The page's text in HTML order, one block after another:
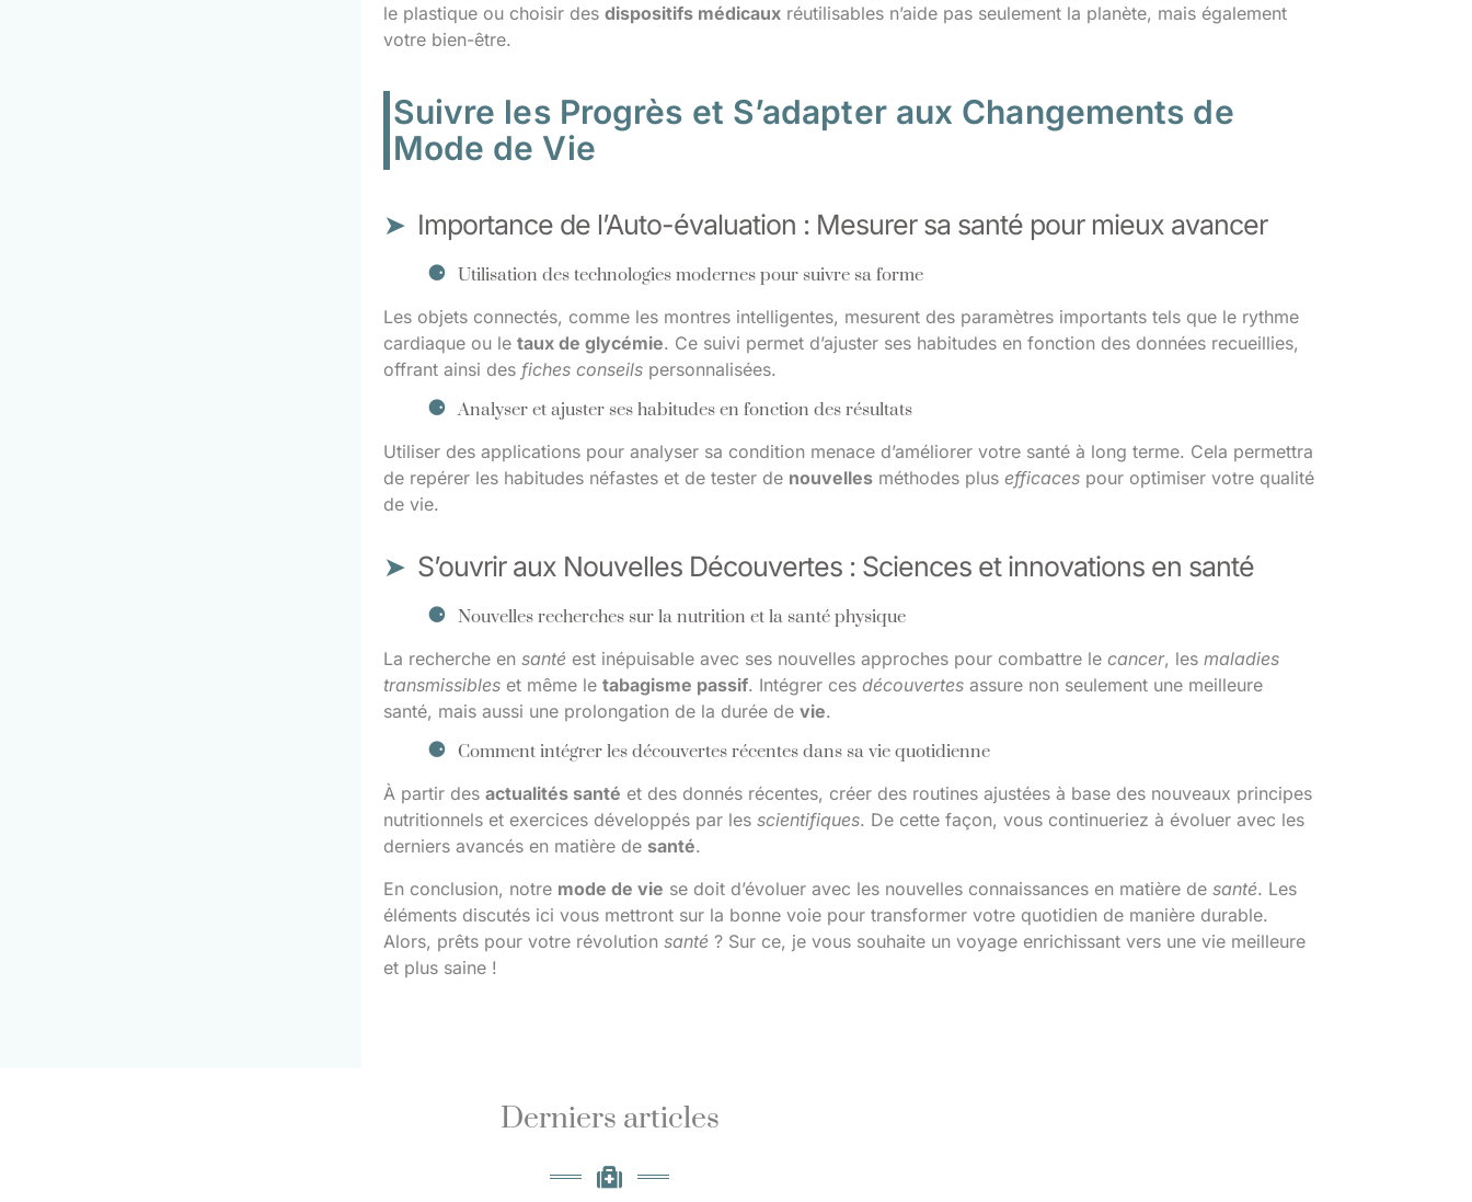
le plastique ou choisir des dispositifs médicauxréutilisables n’aide pas seulement la planète, mais également
votre bien-être.
Suivre les Progrès et S’adapter aux Changements de
Mode de Vie
Importance de l’Auto-évaluation : Mesurer sa santé pour mieux avancer
Utilisation des technologies modernes pour suivre sa forme
Les objets connectés, comme les montres intelligentes, mesurent des paramètres importants tels que le rythme
cardiaque ou le taux de glycémie. Ce suivi permet d’ajuster ses habitudes en fonction des données recueillies,
offrant ainsi des fiches conseilspersonnalisées.
Analyser et ajuster ses habitudes en fonction des résultats
Utiliser des applications pour analyser sa condition menace d’améliorer votre santé à long terme. Cela permettra
de repérer les habitudes néfastes et de tester de nouvellesméthodes plus efficacespour optimiser votre qualité
de vie.
S’ouvrir aux Nouvelles Découvertes : Sciences et innovations en santé
Nouvelles recherches sur la nutrition et la santé physique
La recherche en santéest inépuisable avec ses nouvelles approches pour combattre le cancer, les maladies
transmissibleset même le tabagisme passif. Intégrer ces découvertesassure non seulement une meilleure
santé, mais aussi une prolongation de la durée de vie.
Comment intégrer les découvertes récentes dans sa vie quotidienne
À partir des actualités santé et des donnés récentes, créer des routines ajustées à base des nouveaux principes
nutritionnels et exercices développés par les scientifiques. De cette façon, vous continueriez à évoluer avec les
derniers avancés en matière de santé.
En conclusion, notre mode de vie se doit d’évoluer avec les nouvelles connaissances en matière de santé. Les
éléments discutés ici vous mettront sur la bonne voie pour transformer votre quotidien de manière durable.
Alors, prêts pour votre révolution santé? Sur ce, je vous souhaite un voyage enrichissant vers une vie meilleure
et plus saine !
Derniers articles